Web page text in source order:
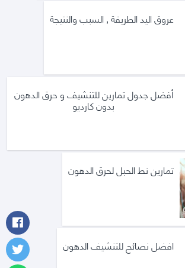
عروق اليد الطريقة , السبب والنتيجة
أفضل جدول تمارين للتنشيف و حرق الدهون
بدون كارديو
تمارين نط الحبل لحرق الدهون
افضل نصائح للتنشيف الدهون